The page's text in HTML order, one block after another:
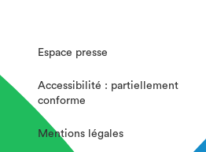
Espace presse
Accessibilité : partiellement
conforme
Mentions légales